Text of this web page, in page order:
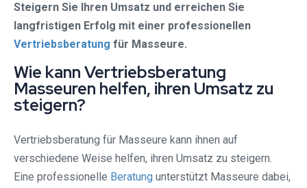
Steigern Sie Ihren Umsatz und erreichen Sie
langfristigen Erfolg mit einer professionellen
Vertriebsberatung für Masseure.
Wie kann Vertriebsberatung
Masseuren helfen, ihren Umsatz zu
steigern?
Vertriebsberatung für Masseure kann ihnen auf
verschiedene Weise helfen, ihren Umsatz zu steigern.
Eine professionelle Beratung unterstützt Masseure dabei,